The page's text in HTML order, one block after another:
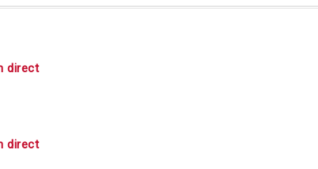
direct
direct